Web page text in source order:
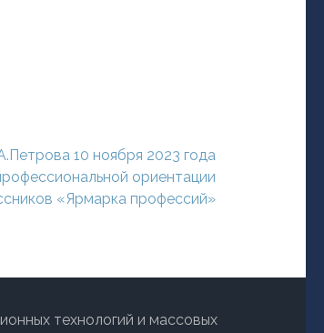
10 ноября 2023 года
ориентации
«Ярмарка профессий»
технологий и массовых